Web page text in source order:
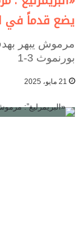
يضع قدماً في
مرموش يبهر
بورنموث 3-1
21 مايو، 2025